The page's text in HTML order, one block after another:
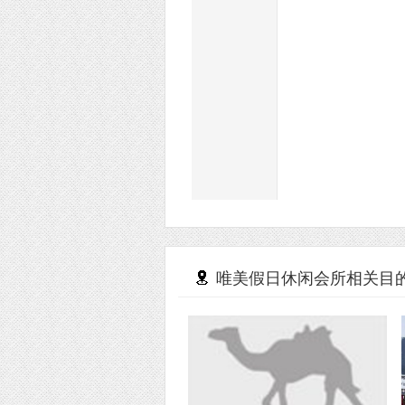
唯美假日休闲会所相关目